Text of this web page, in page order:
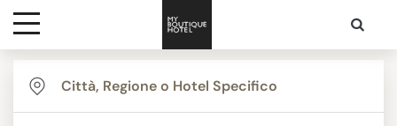
Destinazioni